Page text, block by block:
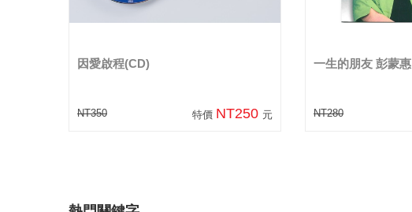
因愛啟程(CD)
NT350 特價 NT250 元
一生的朋友 彭蒙惠
NT280